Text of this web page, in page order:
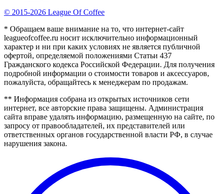
© 2015-2026 League Of Coffee
* Обращаем ваше внимание на то, что интернет-сайт
leagueofcoffee.ru носит исключительно информационный
характер и ни при каких условиях не является публичной
офертой, определяемой положениями Статьи 437
Гражданского кодекса Российской Федерации. Для получения
подробной информации о стоимости товаров и аксессуаров,
пожалуйста, обращайтесь к менеджерам по продажам.
** Информация собрана из открытых источников сети
интернет, все авторские права защищены. Администрация
сайта вправе удалять информацию, размещенную на сайте, по
запросу от правообладателей, их представителей или
ответственных органов государственной власти РФ, в случае
нарушения закона.